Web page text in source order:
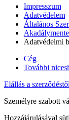
Impresszum
Adatvédelem
Általános
Adatvédelmi
Cég
További
Elállás a szerződéstől
Személyre szabott
Hozzájárulásával